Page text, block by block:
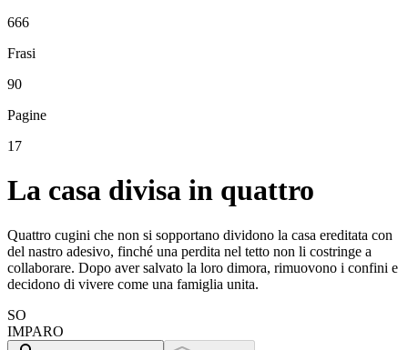
666
Frasi
90
Pagine
17
La casa divisa in quattro
Quattro cugini che non si sopportano dividono la casa ereditata con
del nastro adesivo, finché una perdita nel tetto non li costringe a
collaborare. Dopo aver salvato la loro dimora, rimuovono i confini e
decidono di vivere come una famiglia unita.
SO
IMPARO